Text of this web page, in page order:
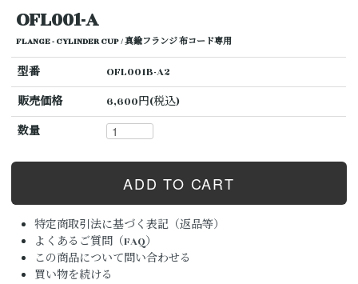
OFL001-A
FLANGE - CYLINDER CUP / 真鍮フランジ 布コード専用
型番
OFL001B-A2
販売価格
6,600円(税込)
数量
特定商取引法に基づく表記（返品等）
よくあるご質問（FAQ）
この商品について問い合わせる
買い物を続ける